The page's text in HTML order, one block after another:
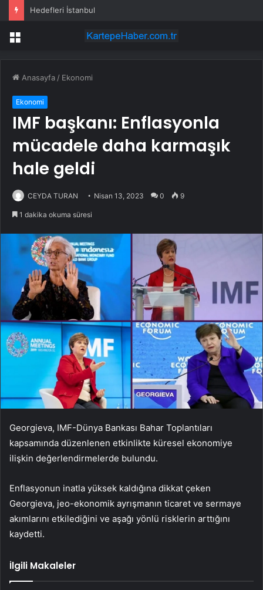
Hedefleri İstanbul
Menü
Anasayfa / Ekonomi
Ekonomi
IMF başkanı: Enflasyonla
mücadele daha karmaşık
hale geldi
CEYDA TURAN Nisan 13, 2023 0 9
1 dakika okuma süresi
Georgieva, IMF-Dünya Bankası Bahar Toplantıları
kapsamında düzenlenen etkinlikte küresel ekonomiye
ilişkin değerlendirmelerde bulundu.
Enflasyonun inatla yüksek kaldığına dikkat çeken
Georgieva, jeo-ekonomik ayrışmanın ticaret ve sermaye
akımlarını etkilediğini ve aşağı yönlü risklerin arttığını
kaydetti.
İlgili Makaleler